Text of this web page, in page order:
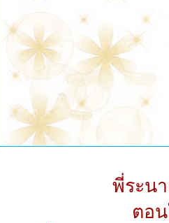
พี่ระน
ตอ